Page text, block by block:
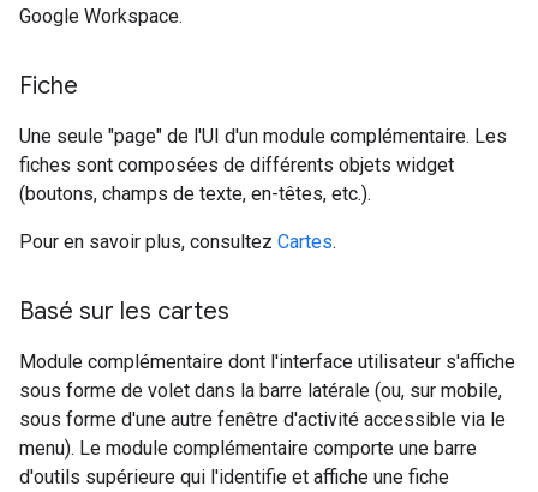
Google Workspace.
Fiche
Une seule "page" de l'UI d'un module complémentaire. Les
fiches sont composées de différents objets widget
(boutons, champs de texte, en-têtes, etc.).
Pour en savoir plus, consultez Cartes.
Basé sur les cartes
Module complémentaire dont l'interface utilisateur s'affiche
sous forme de volet dans la barre latérale (ou, sur mobile,
sous forme d'une autre fenêtre d'activité accessible via le
menu). Le module complémentaire comporte une barre
d'outils supérieure qui l'identifie et affiche une fiche